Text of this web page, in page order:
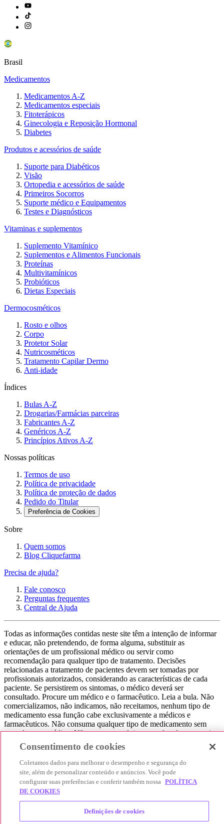
Brasil
Medicamentos
Medicamentos A-Z
Medicamentos especiais
Fitoterápicos
Ginecologia e Reposição Hormonal
Diabetes
Produtos e acessórios de saúde
Suporte para Diabéticos
Visão
Ortopedia e acessórios de saúde
Primeiros Socorros
Suporte médico e Equipamentos
Testes e Diagnósticos
Vitaminas e suplementos
Suplemento Vitamínico
Suplementos e Alimentos Funcionais
Proteínas
Multivitamínicos
Probióticos
Dietas Especiais
Dermocosméticos
Rosto e olhos
Corpo
Protetor Solar
Nutricosméticos
Tratamento Capilar Dermo
Anti-idade
Índices
Bulas A-Z
Drogarias/Farmácias parceiras
Fabricantes A-Z
Genéricos A-Z
Princípios Ativos A-Z
Nossas políticas
Termos de uso
Política de privacidade
Política de proteção de dados
Pedido do Titular
Preferência de Cookies
Sobre
Quem somos
Blog Cliquefarma
Precisa de ajuda?
Fale conosco
Perguntas frequentes
Central de Ajuda
Todas as informações contidas neste site têm a intenção de informar
e educar, não pretendendo, de forma alguma, substituir as
orientações de um profissional médico ou servir como
recomendação para qualquer tipo de tratamento. Decisões
relacionadas a tratamento de pacientes devem ser tomadas por
profissionais autorizados, considerando as características de cada
paciente. Se persistirem os sintomas, o médico deverá ser
consultado. Procure um médico e o farmacêutico. Leia a bula. Não
comercializamos, não indicamos, não receitamos, nenhum tipo de
medicamento essa função cabe exclusivamente a médicos e
farmacêuticos. Não consuma qualquer tipo de medicamento sem
consultar seu médico. Não somos uma loja ou marketplace, ou seja,
não realizamos a venda de medicamentos, apenas contribuímos para
que você encontre o preço mais barato, comparando os preços de
produtos farmacêuticos. Contribuímos e damos auxílio para que sua
experiência seja bem-sucedida, mas a finalização da compra
acontece nos sites das nossas lojas parceiras.
© 2025 Afya Participações S.A. - todos os direitos reservados.
Alameda Lorena, 269 - Jardim Paulista - São Paulo / SP - CEP.:
01424-001 - CNPJ 23.399.329/0002-53.
Consentimento de cookies
Coletamos dados para melhorar o desempenho e segurança do
site, além de personalizar conteúdo e anúncios. Você pode
configurar suas preferências e conferir também nossa POLÍTICA
DE COOKIES
Definições de cookies